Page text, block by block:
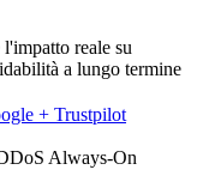
reale su
a lungo termine
+ Trustpilot
Always-On